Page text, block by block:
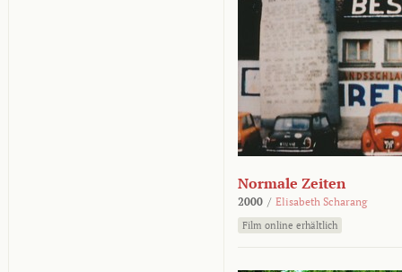
Normale Zeiten
2000 / Elisabeth Scharang
Film online erhältlich